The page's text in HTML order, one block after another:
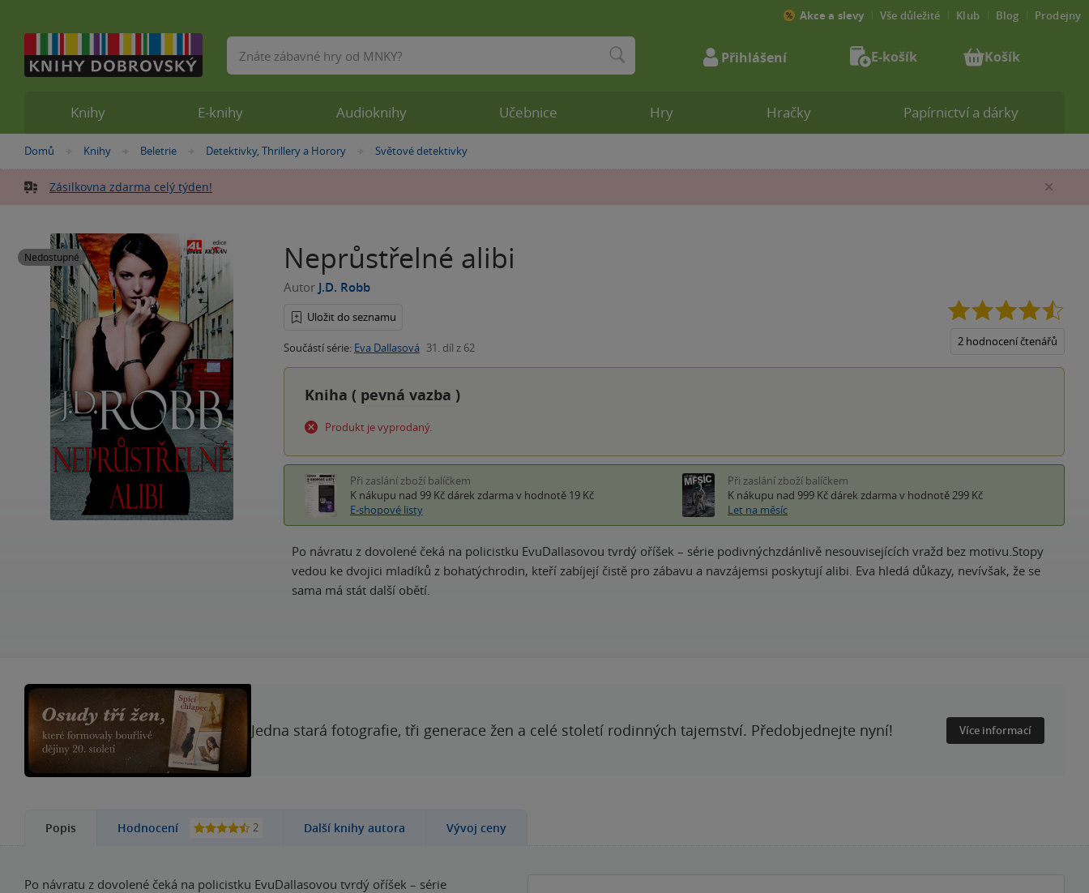
Nacházíte
zde:
Domů »
Knihy »
Beletrie »
Detektivky, Thrillery a Horory »
Světové detektivky
Zásilkovna zdarma celý týden!
Nedostupné Neprůstřelné alibi
Autor J.D. Robb
Uložit do seznamu
Součástí série: Eva Dallasová 31. díl z 62 2 hodnocení čtenářů
Kniha ( pevná vazba )
Produkt je vyprodaný.
Při zaslání zboží balíčkem
K nákupu nad 99 Kč dárek zdarma v hodnotě 19 Kč
E-shopové listy
Při zaslání zboží balíčkem
K nákupu nad 999 Kč dárek zdarma v hodnotě 299 Kč
Let na měsíc
Po návratu z dovolené čeká na policistku EvuDallasovou tvrdý oříšek – série podivnýchzdánlivě nesouvisejících vražd bez motivu.Stopy
vedou ke dvojici mladíků z bohatýchrodin, kteří zabíjejí čistě pro zábavu a navzájemsi poskytují alibi. Eva hledá důkazy, nevívšak, že se
sama má stát další obětí.
Jedna stará fotografie, tři generace žen a celé století rodinných tajemství. Předobjednejte nyní! Více informací
Popis Hodnocení 2 Další knihy autora Vývoj ceny
Po návratu z dovolené čeká na policistku EvuDallasovou tvrdý oříšek – série
Knihy E-knihy Audioknihy Učebnice Hry Hračky Papírnictví a dárky
Akce a slevy Vše důležité Klub Blog Prodejny
Vyhledávání Přihlášení E-košík Košík